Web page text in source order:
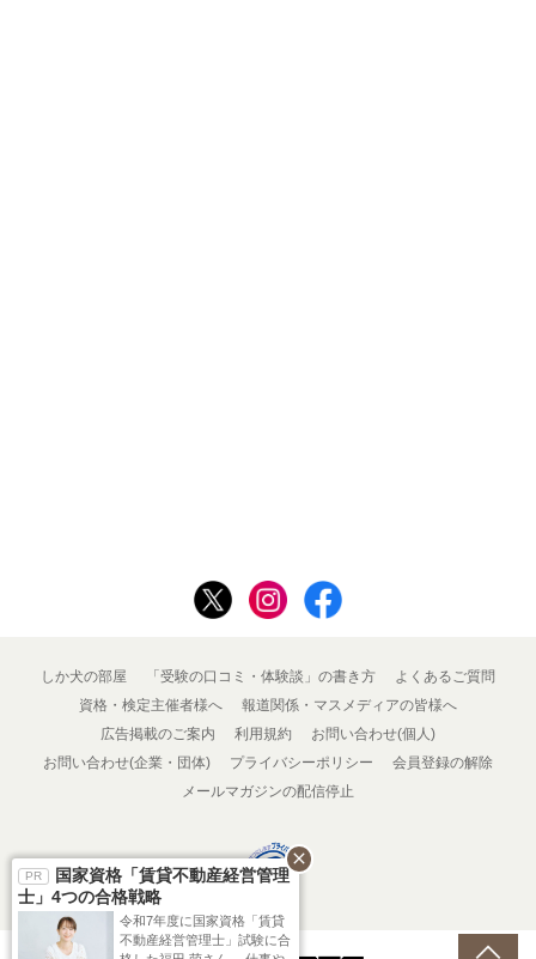
しか犬の部屋 「受験の口コミ・体験談」の書き方
よくあるご質問
資格・検定主催者様へ
報道関係・マスメディアの皆様へ
広告掲載のご案内
利用規約
お問い合わせ(個人)
お問い合わせ(企業・団体)
プライバシーポリシー
会員登録の解除
メールマガジンの配信停止
国家資格「賃貸不動産経営管理
士」4つの合格戦略
令和7年度に国家資格「賃貸
不動産経営管理士」試験に合
close